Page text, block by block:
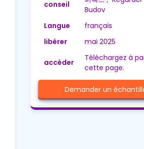
conseil
Budov
Langue
français
libérer
mai 2025
accéder
Téléchargez à
cette page.
Demander un